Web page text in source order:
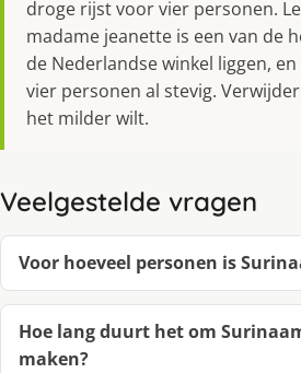
droge rijst voor vier personen.
madame jeanette is een van de
de Nederlandse winkel liggen,
vier personen al stevig.
het milder wilt.
Veelgestelde vragen
Voor hoeveel personen is
Hoe lang duurt het om
maken?